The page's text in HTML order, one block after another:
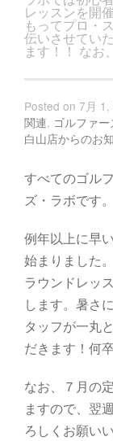
レッスンを開
もってプロ・
伝いさせてい
ます！！ なお
Posted on 7月
関連, ゴルファ
白山店からのお
すべてのゴル
ズ・ラボです。
例年以上に早
始まりました
ラウンドレッ
します。暑さ
タッフが一丸
だきます！何
なお、７月の
ますので、翌
ろしくお願い